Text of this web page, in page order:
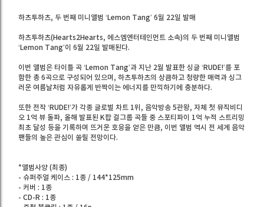
하츠투하츠, 두 번째 미니앨범 ‘Lemon Tang’ 6월 22일 발매
하츠투하츠(Hearts2Hearts, 에스엠엔터테인먼트 소속)의 두 번째 미니앨범
‘Lemon Tang’이 6월 22일 발매된다.
이번 앨범은 타이틀 곡 ‘Lemon Tang’과 지난 2월 발표한 싱글 ‘RUDE!’를 포
함한 총 6곡으로 구성되어 있으며, 하츠투하츠의 상큼하고 청량한 매력과 싱그
러운 여름날처럼 자유롭게 반짝이는 에너지를 만끽하기에 충분하다.
또한 전작 ‘RUDE!’가 각종 글로벌 차트 1위, 음악방송 5관왕, 자체 첫 뮤직비디
오 1억 뷰 돌파, 올해 발표된 K팝 걸그룹 곡들 중 스포티파이 1억 누적 스트리밍
최초 달성 등을 기록하며 뜨거운 호응을 얻은 만큼, 이번 앨범 역시 전 세계 음악
팬들의 높은 관심이 쏠릴 전망이다.
*앨범사양 (최종)
- 슈퍼주얼 케이스 : 1종 / 144*125mm
- 커버 : 1종
- CD-R : 1종